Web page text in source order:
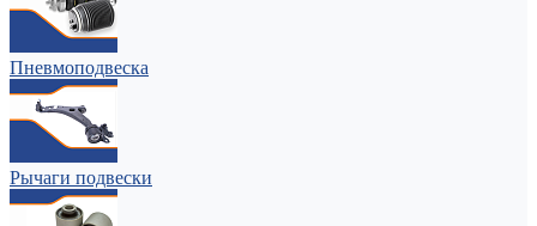
Пневмоподвеска
Рычаги подвески